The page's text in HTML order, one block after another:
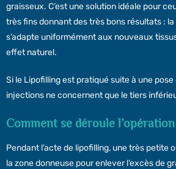
graisseux. C’est une solution idéale pour
très fins donnant des très bons résultats :
s’adapte uniformément aux nouveaux
effet naturel.
Si le Lipofilling est pratiqué suite à une pose
injections ne concernent que le tiers
Comment se déroule
Pendant l’acte de lipofilling, une très petite
la zone donneuse pour enlever l’excès de